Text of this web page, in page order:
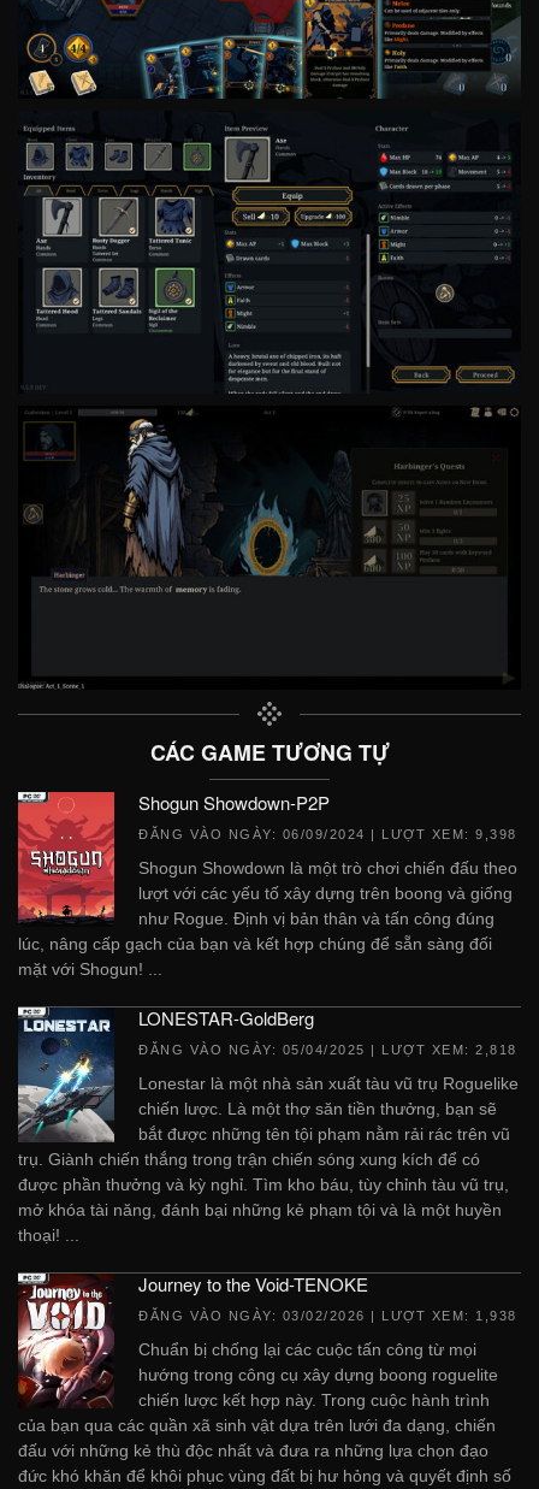
CÁC GAME TƯƠNG TỰ
Shogun Showdown-P2P
ĐĂNG VÀO NGÀY: 06/09/2024 | LƯỢT XEM: 9,398
Shogun Showdown là một trò chơi chiến đấu theo
lượt với các yếu tố xây dựng trên boong và giống
như Rogue. Định vị bản thân và tấn công đúng
lúc, nâng cấp gạch của bạn và kết hợp chúng để sẵn sàng đối
mặt với Shogun! ...
LONESTAR-GoldBerg
ĐĂNG VÀO NGÀY: 05/04/2025 | LƯỢT XEM: 2,818
Lonestar là một nhà sản xuất tàu vũ trụ Roguelike
chiến lược. Là một thợ săn tiền thưởng, bạn sẽ
bắt được những tên tội phạm nằm rải rác trên vũ
trụ. Giành chiến thắng trong trận chiến sóng xung kích để có
được phần thưởng và kỳ nghỉ. Tìm kho báu, tùy chỉnh tàu vũ trụ,
mở khóa tài năng, đánh bại những kẻ phạm tội và là một huyền
thoại! ...
Journey to the Void-TENOKE
ĐĂNG VÀO NGÀY: 03/02/2026 | LƯỢT XEM: 1,938
Chuẩn bị chống lại các cuộc tấn công từ mọi
hướng trong công cụ xây dựng boong roguelite
chiến lược kết hợp này. Trong cuộc hành trình
của bạn qua các quần xã sinh vật dựa trên lưới đa dạng, chiến
đấu với những kẻ thù độc nhất và đưa ra những lựa chọn đạo
đức khó khăn để khôi phục vùng đất bị hư hỏng và quyết định số